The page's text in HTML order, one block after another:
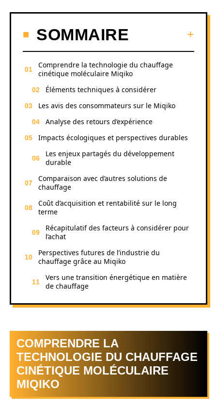
SOMMAIRE
Comprendre la technologie du chauffage
cinétique moléculaire Miqiko
Éléments techniques à considérer
Les avis des consommateurs sur le Miqiko
Analyse des retours d’expérience
Impacts écologiques et perspectives durables
Les enjeux partagés du développement
durable
Comparaison avec d’autres solutions de
chauffage
Coût d’acquisition et rentabilité sur le long
terme
Récapitulatif des facteurs à considérer pour
l’achat
Perspectives futures de l’industrie du
chauffage grâce au Miqiko
Vers une transition énergétique en matière
de chauffage
COMPRENDRE LA
TECHNOLOGIE DU CHAUFFAGE
CINÉTIQUE MOLÉCULAIRE
MIQIKO